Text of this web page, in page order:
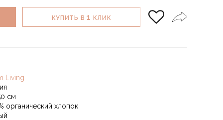
КУПИТЬ В1 КЛИК
Living
см
органический хлопок